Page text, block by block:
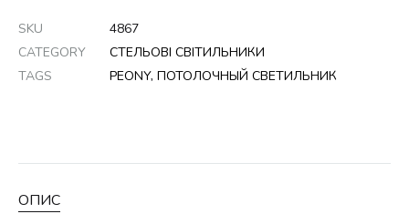
SKU
4867
CATEGORY
СТЕЛЬОВІ СВІТИЛЬНИКИ
TAGS
PEONY, ПОТОЛОЧНЫЙ СВЕТИЛЬНИК
ОПИС